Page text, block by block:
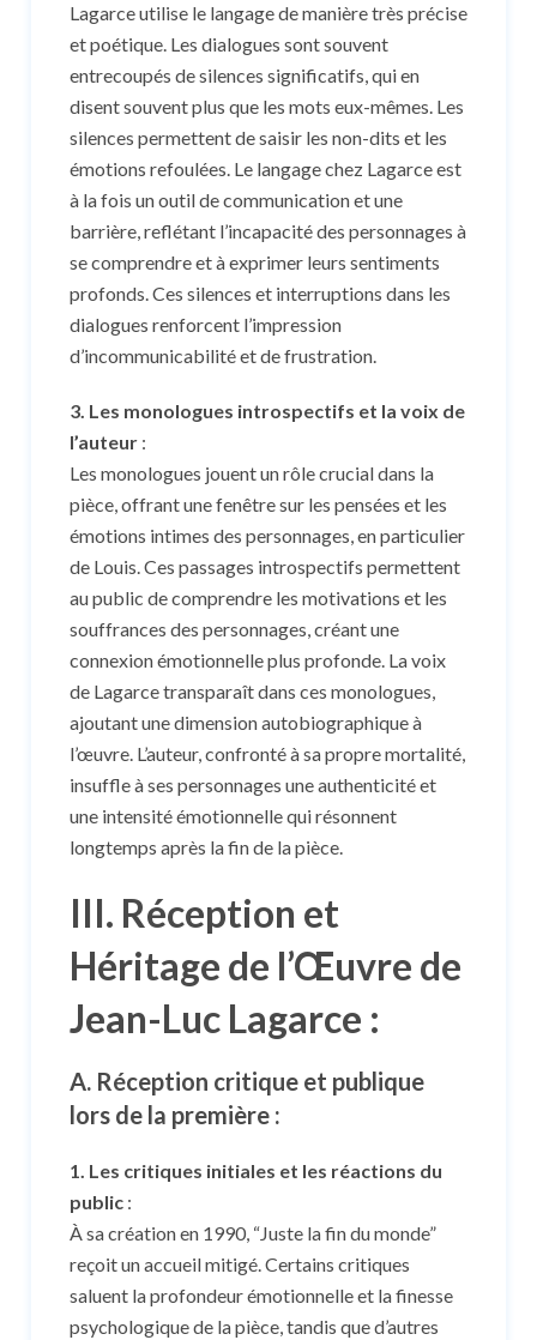
Lagarce utilise le langage de manière très précise
et poétique. Les dialogues sont souvent
entrecoupés de silences significatifs, qui en
disent souvent plus que les mots eux-mêmes. Les
silences permettent de saisir les non-dits et les
émotions refoulées. Le langage chez Lagarce est
à la fois un outil de communication et une
barrière, reflétant l’incapacité des personnages à
se comprendre et à exprimer leurs sentiments
profonds. Ces silences et interruptions dans les
dialogues renforcent l’impression
d’incommunicabilité et de frustration.
3. Les monologues introspectifs et la voix de
l’auteur :
Les monologues jouent un rôle crucial dans la
pièce, offrant une fenêtre sur les pensées et les
émotions intimes des personnages, en particulier
de Louis. Ces passages introspectifs permettent
au public de comprendre les motivations et les
souffrances des personnages, créant une
connexion émotionnelle plus profonde. La voix
de Lagarce transparaît dans ces monologues,
ajoutant une dimension autobiographique à
l’œuvre. L’auteur, confronté à sa propre mortalité,
insuffle à ses personnages une authenticité et
une intensité émotionnelle qui résonnent
longtemps après la fin de la pièce.
III. Réception et
Héritage de l’Œuvre de
Jean-Luc Lagarce :
A. Réception critique et publique
lors de la première :
1. Les critiques initiales et les réactions du
public :
À sa création en 1990, “Juste la fin du monde”
reçoit un accueil mitigé. Certains critiques
saluent la profondeur émotionnelle et la finesse
psychologique de la pièce, tandis que d’autres